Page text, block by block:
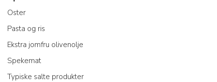
Oster
Pasta og ris
Ekstra jomfru olivenolje
Spekemat
Typiske salte produkter